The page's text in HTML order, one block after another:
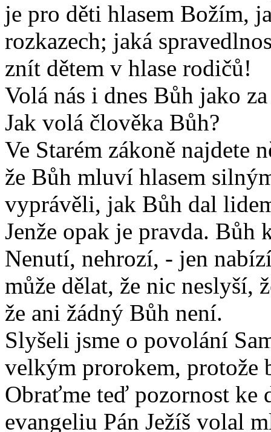
je pro děti hlasem Božím,
rozkazech; jaká
znít dětem v hlase rodičů!
Volá nás i dnes Bůh jako
Jak volá člověka Bůh?
Ve Starém zákoně najdete
že Bůh mluví hlasem
vyprávěli, jak Bůh dal
Jenže opak je pravda. Bůh
Nenutí, nehrozí, - jen
může dělat, že nic neslyší,
že ani žádný Bůh není.
Slyšeli jsme o povolání
velkým prorokem, protože
Obraťme teď pozornost
evangeliu Pán Ježíš volal